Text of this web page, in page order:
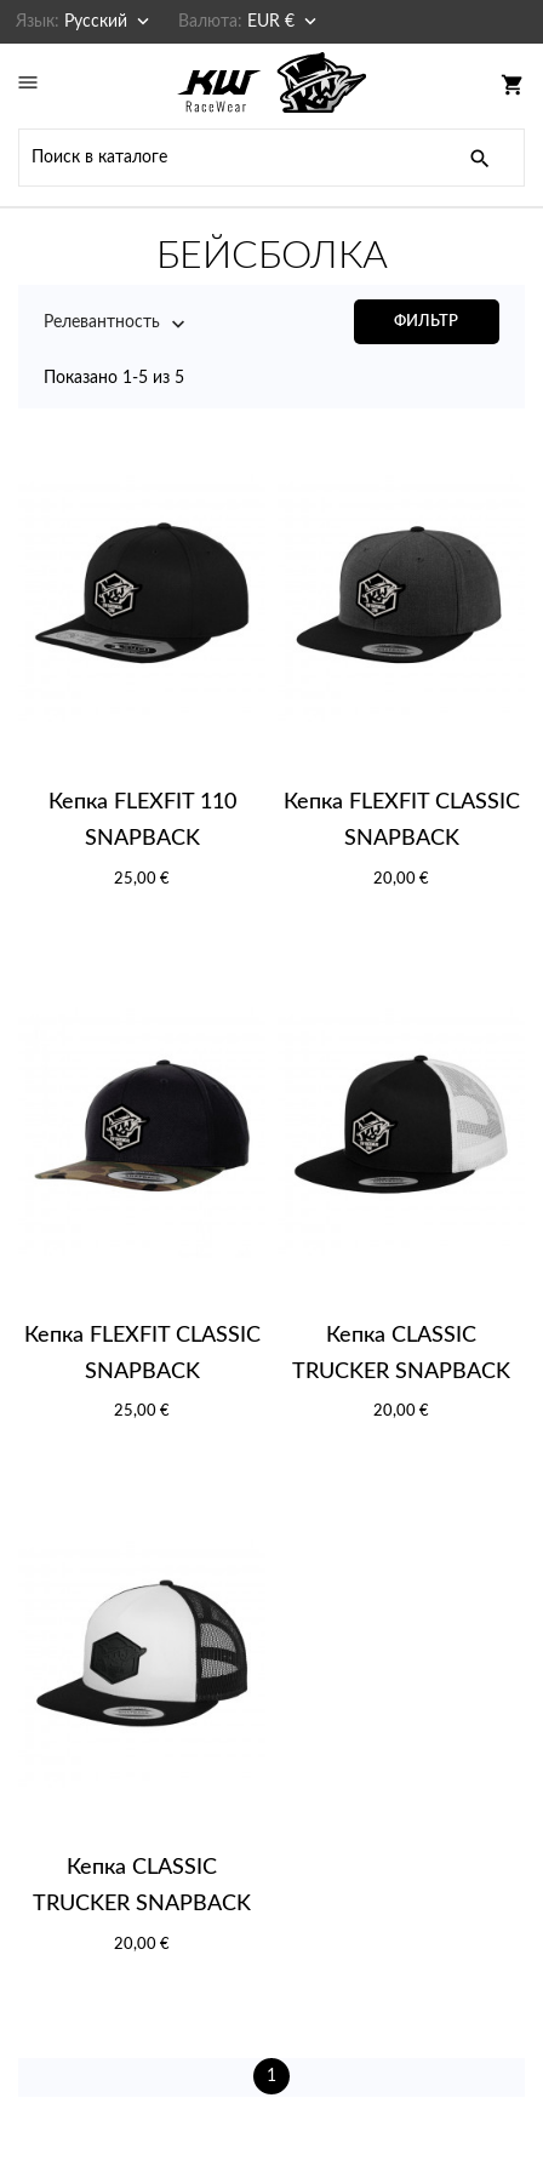
Язык: Русский  Валюта: EUR € 
 shopping_cart

БЕЙСБОЛКА
Релевантность  ФИЛЬТР
Показано 1-5 из 5
Кепка FLEXFIT 110
SNAPBACK
25,00 €
Кепка FLEXFIT CLASSIC
SNAPBACK
20,00 €
Кепка FLEXFIT CLASSIC
SNAPBACK
25,00 €
Кепка CLASSIC
TRUCKER SNAPBACK
20,00 €
Кепка CLASSIC
TRUCKER SNAPBACK
20,00 €
1